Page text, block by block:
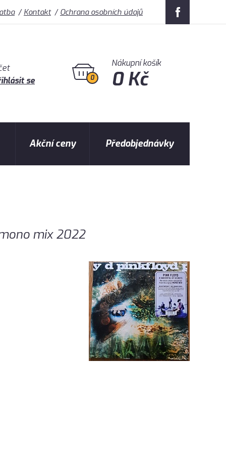
Kontakt Ochrana osobních údajů
se
0
Nákupní košík
0 Kč
Akční ceny Předobjednávky
mix 2022